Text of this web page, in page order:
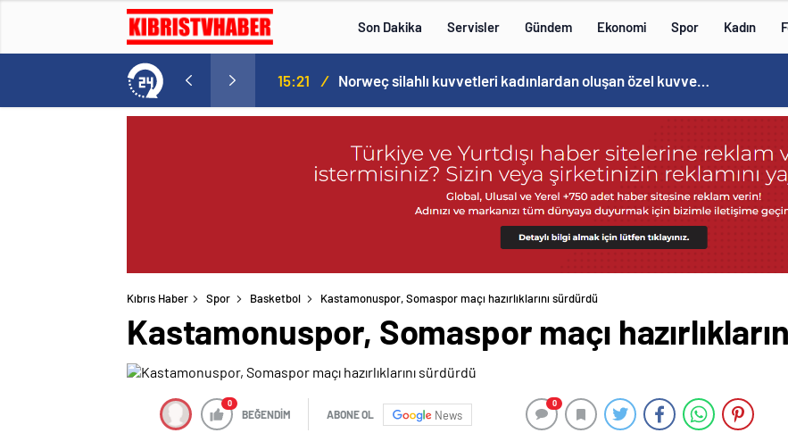
Son Dakika Servisler Gündem Ekonomi Spor Kadın
Tam 5 futbolcu…. 15:21 / Norweç silahlı kuvvetleri kadınlardan oluşan özel kuvvetler eğitimlerini başlattı.
Kıbrıs Haber Spor Basketbol Kastamonuspor, Somaspor maçı hazırlıklarını sürdürdü
Kastamonuspor, Somaspor maçı
0
BEĞENDİM ABONE OL News
0